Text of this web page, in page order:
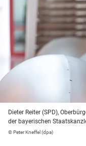
Dieter Reiter (SPD),
der bayerischen
© Peter Kneffel (dpa)